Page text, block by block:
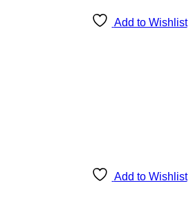
Add to Wishlist
Add to Wishlist